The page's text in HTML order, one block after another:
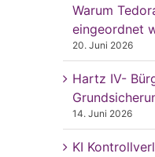
Warum
eingeordnet
20. Juni 2026
Hartz IV-
14. Juni 2026
KI